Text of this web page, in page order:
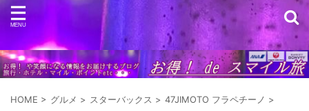
HOME > グルメ > スターバックス > 47JIMOTO フラペチーノ >